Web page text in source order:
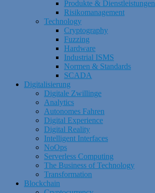
Produkte & Dienstleistungen
Risikomanagement
Technology
Cryptography
Fuzzing
Hardware
Industrial ISMS
Normen & Standards
SCADA
Digitalisierung
Digitale Zwillinge
Analytics
Autonomes Fahren
Digital Experience
Digital Reality
Intelligent Interfaces
NoOps
Serverless Computing
The Business of Technology
Transformation
Blockchain